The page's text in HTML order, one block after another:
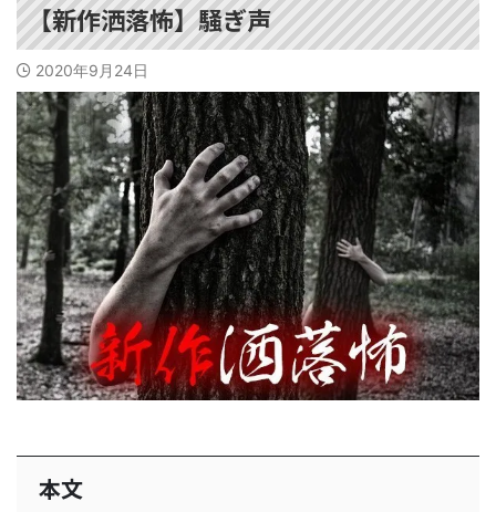
【新作洒落怖】騒ぎ声
2020年9月24日
本文